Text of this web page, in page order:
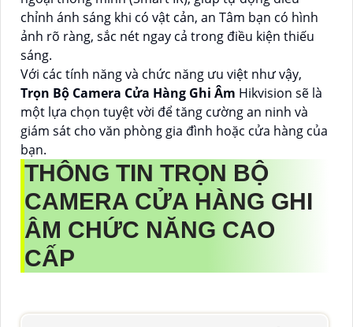
chỉnh ánh sáng khi có vật cản, an Tâm bạn có hình
ảnh rõ ràng, sắc nét ngay cả trong điều kiện thiếu
sáng.
Với các tính năng và chức năng ưu việt như vậy,
Trọn Bộ Camera Cửa Hàng Ghi Âm Hikvision sẽ là
một lựa chọn tuyệt vời để tăng cường an ninh và
giám sát cho văn phòng gia đình hoặc cửa hàng của
bạn.
THÔNG TIN TRỌN BỘ
CAMERA CỬA HÀNG GHI
ÂM CHỨC NĂNG CAO
CẤP